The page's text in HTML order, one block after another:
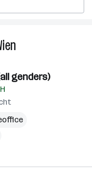
Jobs
genders)